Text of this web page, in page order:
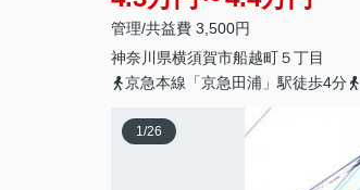
管理/共益費 3,500円
神奈川県横須賀市船越町５丁目
京急本線「京急田浦」駅徒歩4分
1/26